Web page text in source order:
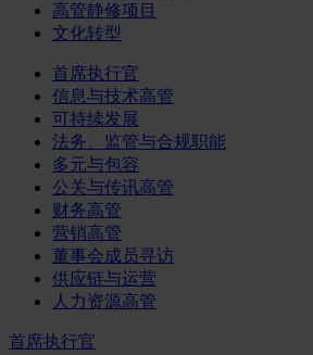
高管静修项目
文化转型
首席执行官
信息与技术高管
可持续发展
法务、监管与合规职能
多元与包容
公关与传讯高管
财务高管
营销高管
董事会成员寻访
供应链与运营
人力资源高管
首席执行官